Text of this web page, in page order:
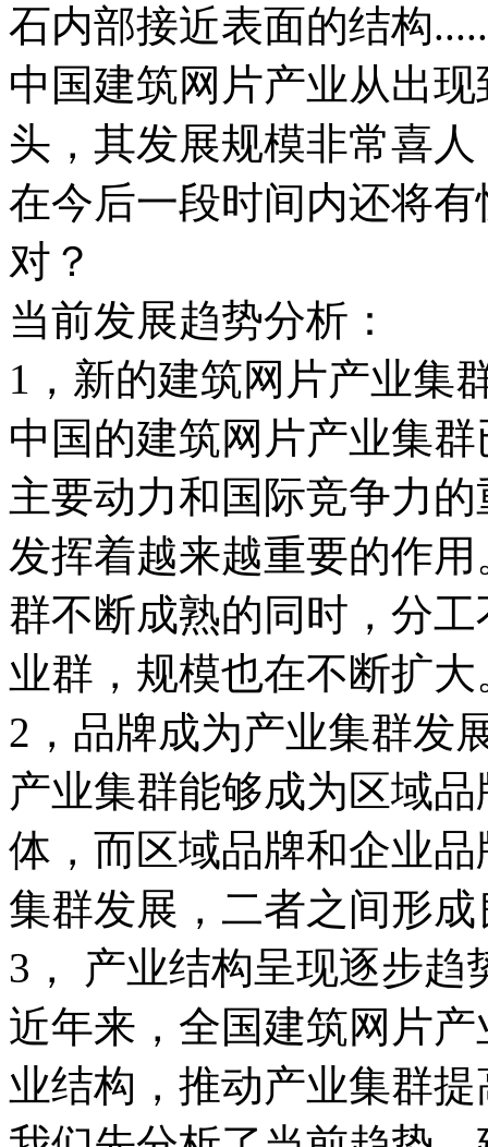
石内部接近表面的结构
中国建筑网片产业从出
头，其发展规模非常喜
在今后一段时间内还将
对？
当前发展趋势分析：
1，新的建筑网片产业集
中国的建筑网片产业集
主要动力和国际竞争力
发挥着越来越重要的作
群不断成熟的同时，分
业群，规模也在不断扩大
2，品牌成为产业集群发
产业集群能够成为区域
体，而区域品牌和企业
集群发展，二者之间形
3， 产业结构呈现逐步趋
近年来，全国建筑网片
业结构，推动产业集群